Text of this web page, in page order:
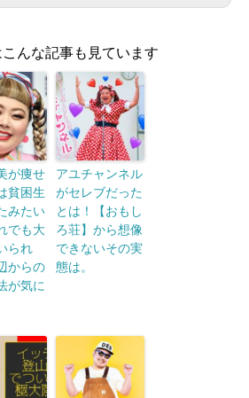
んな記事も見ています
が痩せ
貧困生
みたい
でも大
られ
からの
が気に
アユチャンネル
がセレブだった
とは！【おもし
ろ荘】から想像
できないその実
態は。